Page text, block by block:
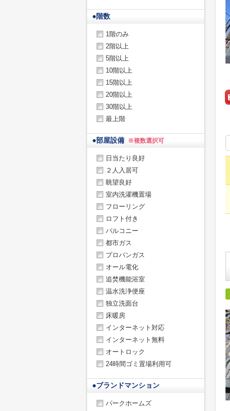
●階数
1階のみ
2階以上
5階以上
10階以上
15階以上
20階以上
30階以上
最上階
●部屋設備 ※複数選択可
日当たり良好
２人入居可
眺望良好
室内洗濯機置場
フローリング
ロフト付き
バルコニー
都市ガス
プロパンガス
オール電化
追焚機能浴室
温水洗浄便座
独立洗面台
床暖房
インターネット対応
インターネット無料
オートロック
24時間ゴミ置場利用可
●ブランドマンション
パークホームズ